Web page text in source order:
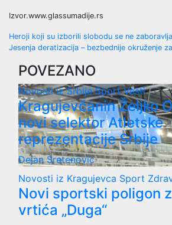
Izvor.www.glassumadije.rs
Post
navigation
Heroji koji su izborili slobodu se ne
Jesenja deratizacija – bezbednije okruženje
POVEZANO
Novosti iz SrbijeSportVesti
Kragujevčanin Željko
novi selektor Atletske
reprezentacije Srbije
Dejan Sretenovic
Novosti iz Kragujevca Sport
Novi sportski poligon
vrtića „Duga“